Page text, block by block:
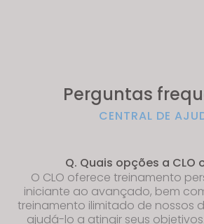
Perguntas
CENTRAL DE
Q. Quais opções a CLO
O CLO oferece treinamento
iniciante ao avançado, bem
treinamento ilimitado de nossos
ajudá-lo a atingir seus